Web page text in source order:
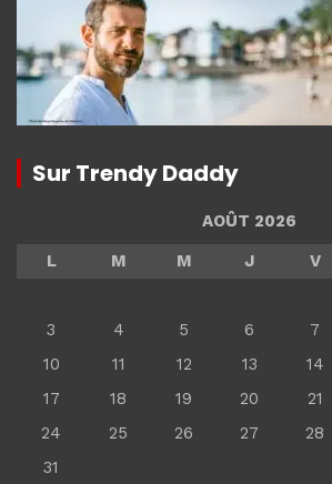
Sur Trendy Daddy
AOÛT 2026
L
M M J V
3
4 5 6 7
10
11 12 13 14
17
18 19 20 21
24
25 26 27 28
31